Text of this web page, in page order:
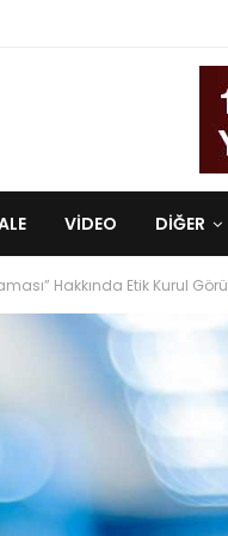
VIDEO DİĞER
Hakkında Etik Kurul